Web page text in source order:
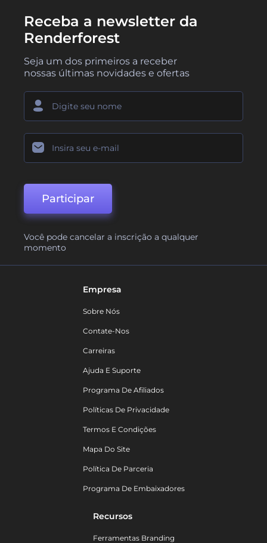
Receba a newsletter da
Renderforest
Seja um dos primeiros a receber
nossas últimas novidades e ofertas
Participar
Você pode cancelar a inscrição a qualquer
momento
Empresa
Sobre Nós
Contate-Nos
Carreiras
Ajuda E Suporte
Programa De Afiliados
Políticas De Privacidade
Termos E Condições
Mapa Do Site
Política De Parceria
Programa De Embaixadores
Recursos
Ferramentas Branding